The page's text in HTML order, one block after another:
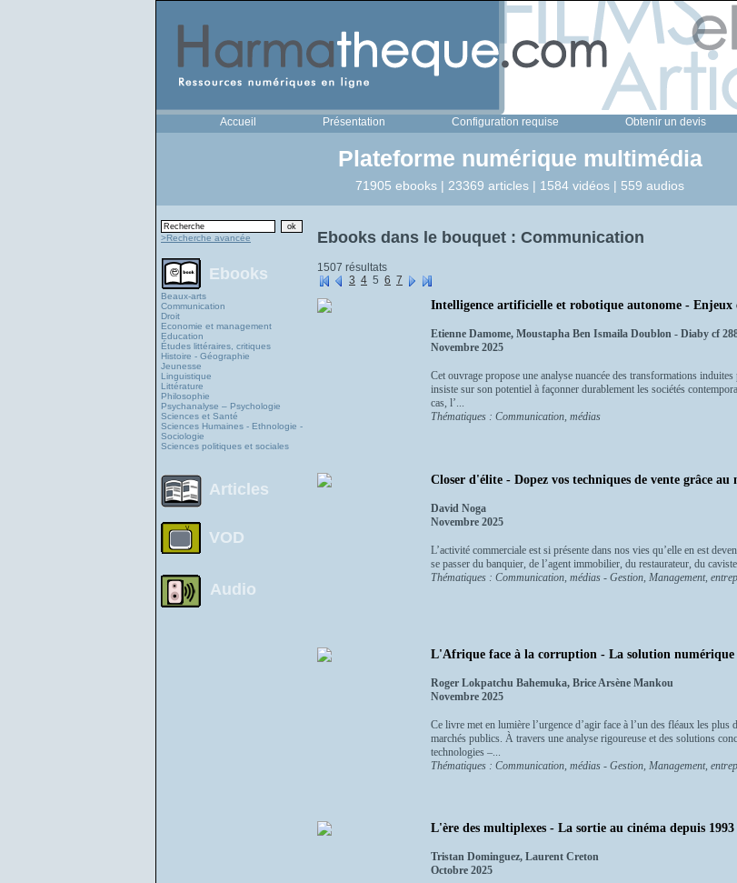
Accueil Présentation Configuration requise Obtenir un devis
Plateforme numérique multimédia
71905 ebooks | 23369 articles | 1584 vidéos | 559 audios
>Recherche avancée
Ebooks
Beaux-arts
Communication
Droit
Economie et management
Education
Études littéraires, critiques
Histoire - Géographie
Jeunesse
Linguistique
Littérature
Philosophie
Psychanalyse – Psychologie
Sciences et Santé
Sciences Humaines - Ethnologie -
Sociologie
Sciences politiques et sociales
Articles
VOD
Audio
Ebooks dans le bouquet : Communication
1507 résultats
3 4 5 6 7
Intelligence artificielle et robotique autonome - Enjeux
Etienne Damome, Moustapha Ben Ismaila Doublon - Diaby cf
Novembre 2025
Cet ouvrage propose une analyse nuancée des transformations
insiste sur son potentiel à façonner durablement les sociétés
cas, l’...
Thématiques : Communication, médias
Closer d'élite - Dopez vos techniques de vente grâce
David Noga
Novembre 2025
L’activité commerciale est si présente dans nos vies qu’elle en est
se passer du banquier, de l’agent immobilier, du restaurateur, du
Thématiques : Communication, médias - Gestion, Management,
L'Afrique face à la corruption - La solution numérique
Roger Lokpatchu Bahemuka, Brice Arsène Mankou
Novembre 2025
Ce livre met en lumière l’urgence d’agir face à l’un des fléaux les
marchés publics. À travers une analyse rigoureuse et des solutions
technologies –...
Thématiques : Communication, médias - Gestion, Management,
L'ère des multiplexes - La sortie au cinéma depuis 1993
Tristan Dominguez, Laurent Creton
Octobre 2025